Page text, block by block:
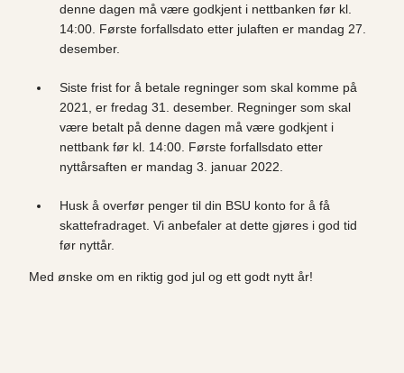
denne dagen må være godkjent i nettbanken før kl.
14:00. Første forfallsdato etter julaften er mandag 27.
desember.
Siste frist for å betale regninger som skal komme på
2021, er fredag 31. desember. Regninger som skal
være betalt på denne dagen må være godkjent i
nettbank før kl. 14:00. Første forfallsdato etter
nyttårsaften er mandag 3. januar 2022.
Husk å overfør penger til din BSU konto for å få
skattefradraget. Vi anbefaler at dette gjøres i god tid
før nyttår.
Med ønske om en riktig god jul og ett godt nytt år!